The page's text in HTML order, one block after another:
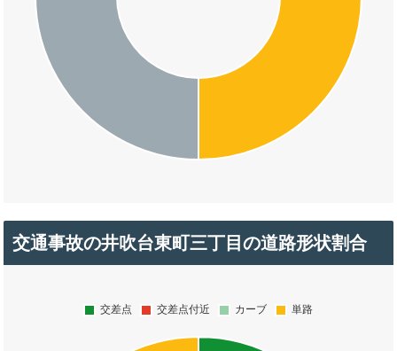
交通事故の井吹台東町三丁目の道路形状割合